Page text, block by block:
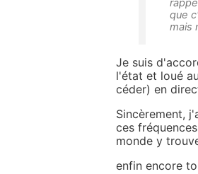
que
mais
Je suis
l'état et loué
céder) en
Sincèrement,
ces
monde y
enfin encore